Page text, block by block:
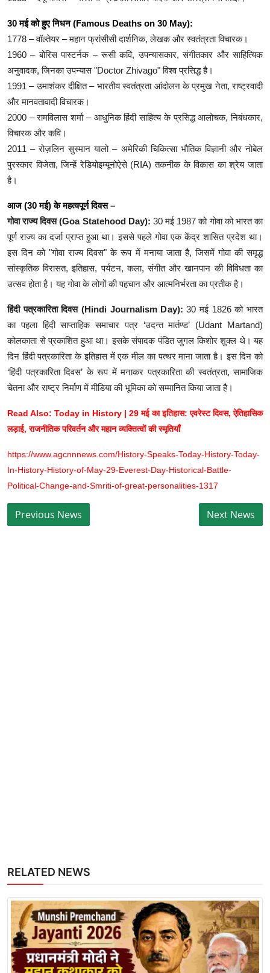
30 मई को हुए निधन (Famous Deaths on 30 May):
1778 – वॉल्तेयर – महान फ्रांसीसी दार्शनिक, लेखक और स्वतंत्रता विचारक।
1960 – बोरिस पास्टर्नक – रूसी कवि, उपन्यासकार, संगीतकार और साहित्यिक
अनुवादक, जिनका उपन्यास "Doctor Zhivago" विश्व प्रसिद्ध है।
1991 – उमाशंकर दीक्षित – भारतीय स्वतंत्रता आंदोलन के प्रमुख नेता, राष्ट्रवादी
और मानवतावादी विचारक।
2000 – रामविलास शर्मा – आधुनिक हिंदी साहित्य के प्रसिद्ध आलोचक, निबंधकार,
विचारक और कवि।
2011 – रोज़लिन सुस्मान यालो – अमेरिकी चिकित्सा भौतिक विज्ञानी और नोबेल
पुरस्कार विजेता, जिन्हें रेडियोइम्यूनोऐसे (RIA) तकनीक के विकास का श्रेय जाता
है।
आज (30 मई) के महत्वपूर्ण दिवस –
गोवा राज्य दिवस (Goa Statehood Day): 30 मई 1987 को गोवा को भारत का
पूर्ण राज्य का दर्जा प्राप्त हुआ था। इससे पहले गोवा एक केंद्र शासित प्रदेश था।
इस दिन को "गोवा राज्य दिवस" के रूप में मनाया जाता है, जिसमें गोवा की समृद्ध
सांस्कृतिक विरासत, इतिहास, पर्यटन, कला, संगीत और खानपान की विविधता का
उत्सव होता है। यह गोवा के लोगों की पहचान और आत्मनिर्भरता का प्रतीक है।
हिंदी पत्रकारिता दिवस (Hindi Journalism Day):30 मई 1826 को भारत
का पहला हिंदी साप्ताहिक समाचार पत्र ‘उदन्त मार्तण्ड’ (Udant Martand)
कोलकाता से प्रकाशित हुआ था। इसके संपादक पंडित जुगल किशोर शुक्ल थे। यह
दिन हिंदी पत्रकारिता के इतिहास में एक मील का पत्थर माना जाता है। इस दिन को
‘हिंदी पत्रकारिता दिवस’ के रूप में मनाकर पत्रकारिता की स्वतंत्रता, सामाजिक
चेतना और राष्ट्र निर्माण में मीडिया की भूमिका को सम्मानित किया जाता है।
Read Also: Today in History | 29 मई का इतिहास: एवरेस्ट दिवस, ऐतिहासिक
लड़ाई, राजनीतिक परिवर्तन और महान व्यक्तित्वों की स्मृतियाँ
https://www.agcnnnews.com/History-Speaks-Today-History-Today-
In-History-History-of-May-29-Everest-Day-Historical-Battle-
Political-Change-and-Smriti-of-great-personalities-1317
RELATED NEWS